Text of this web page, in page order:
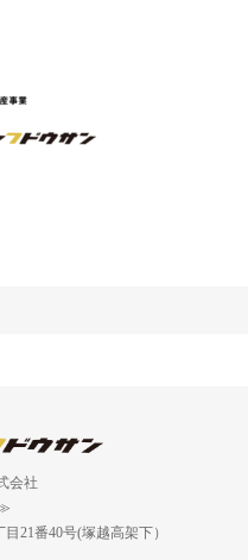
会社
21番40号(塚越高架下）